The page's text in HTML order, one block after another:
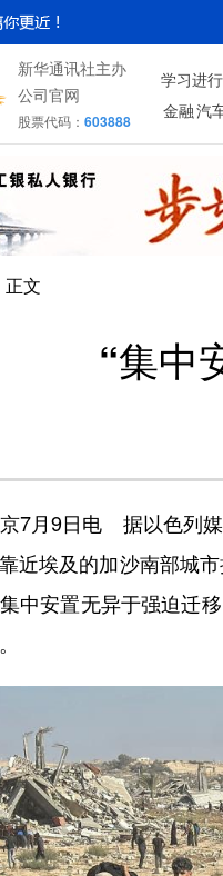
新华通讯社主办
公司官网
股票代码： 603888
学习进
金融 汽
正文
“集中
9日电 据以色列媒
近埃及的加沙南部城
中安置无异于强迫迁